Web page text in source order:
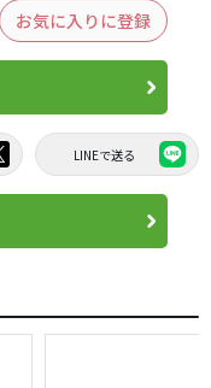
お気に入りに登録
LINEで送る